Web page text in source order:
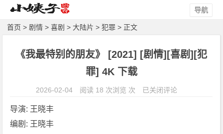
导航
首页 > 剧情 >喜剧 >大陆片 >犯罪 > 正文
《我最特别的朋友》 [2021] [剧情][喜剧][犯
罪] 4K 下载
2026-02-04 阅读 18 次浏览 次
《我
已关闭评论
导演: 王晓丰
编剧: 王晓丰